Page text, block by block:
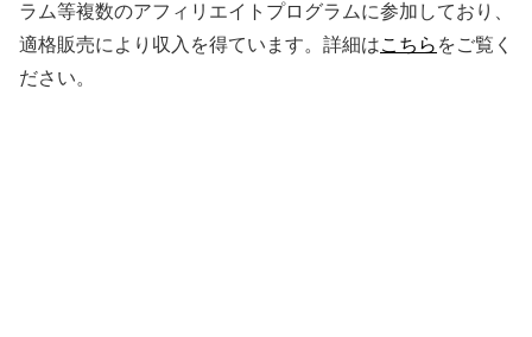
ラム等複数のアフィリエイトプログラムに参加しており、
適格販売により収入を得ています。詳細はこちら をご覧く
ださい。